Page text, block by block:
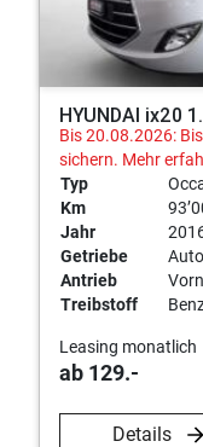
Hyundai und
Traumwagen.
telefonisch oder vor
HYUNDAI ix20
Bis 20.08.2026:
sichern. Mehr
Typ
Km
Jahr
Getriebe
Antrieb
Treibstoff
Leasing monatlich
ab 129.-
Details